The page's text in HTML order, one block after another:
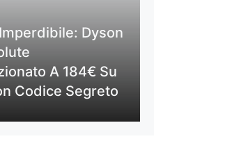
Dyson
A 184€ Su
Codice Segreto